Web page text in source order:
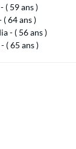
( 59 ans )
( 64 ans )
- ( 56 ans )
( 65 ans )